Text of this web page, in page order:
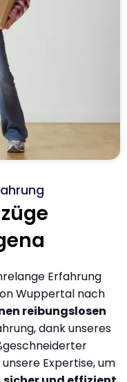
Erfahrung
Wuppertal nach
reibungslosen
dank unseres
Expertise, um